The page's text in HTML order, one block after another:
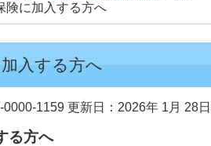
険に加入する方へ
入する方へ
0000-1159 更新日：2026年 1月 28日
る方へ